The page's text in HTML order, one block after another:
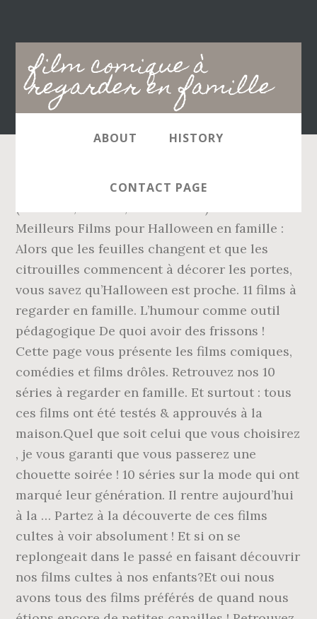
film comique à
regarder en famille
Main
navigation
ABOUT HISTORY
CONTACT PAGE
Professeur Rikiki - Film COMPLET en Français
Meilleurs Films pour Halloween en famille :
Alors que les feuilles changent et que les
citrouilles commencent à décorer les portes,
vous savez qu’Halloween est proche. 11 films à
regarder en famille. L’humour comme outil
pédagogique De quoi avoir des frissons !
Cette page vous présente les films comiques,
comédies et films drôles. Retrouvez nos 10
séries à regarder en famille. Et surtout : tous
ces films ont été testés & approuvés à la
maison.Quel que soit celui que vous choisirez
, je vous garanti que vous passerez une
chouette soirée ! 10 séries sur la mode qui ont
marqué leur génération. Il rentre aujourd’hui
à la … Partez à la découverte de ces films
cultes à voir absolument ! Et si on se
replongeait dans le passé en faisant découvrir
nos films cultes à nos enfants?Et oui nous
avons tous des films préférés de quand nous